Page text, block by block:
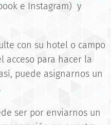
e Instagram) y
con su hotel o campo
acceso para hacer la
puede asignarnos un
ser por enviarnos un